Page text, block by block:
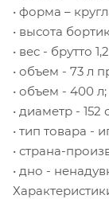
• форма –
• высота
• вес - брутто
• объем - 73 л
• объем - 400 л;
• диаметр - 152
• тип товара -
• страна-
• дно -